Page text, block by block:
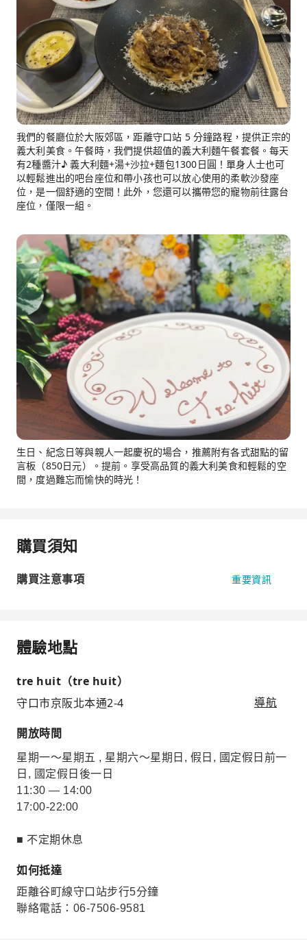
我們的餐廳位於大阪郊區，距離守口站 5 分鐘路程，提供正宗的
義大利美食。午餐時，我們提供超值的義大利麵午餐套餐。每天
有2種醬汁♪ 義大利麵+湯+沙拉+麵包1300日圓！單身人士也可
以輕鬆進出的吧台座位和帶小孩也可以放心使用的柔軟沙發座
位，是一個舒適的空間！此外，您還可以攜帶您的寵物前往露台
座位，僅限一組。
生日、紀念日等與親人一起慶祝的場合，推薦附有各式甜點的留
言板（850日元）。提前。享受高品質的義大利美食和輕鬆的空
間，度過難忘而愉快的時光！
購買須知
購買注意事項 重要資訊
體驗地點
tre huit（tre huit）
守口市京阪北本通2-4
導航
開放時間
星期一～星期五 , 星期六～星期日, 假日, 國定假日前一
日, 國定假日後一日
11:30 — 14:00
17:00-22:00
■ 不定期休息
如何抵達
距離谷町線守口站步行5分鐘
聯絡電話：06-7506-9581